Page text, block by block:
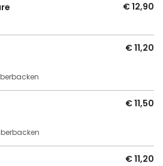
€ 12,90
€ 11,20
€ 11,50
€ 11,20